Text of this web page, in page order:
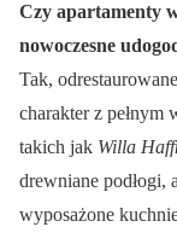
Czy apartamenty
nowoczesne
Tak,
charakter z pełnym
takich jak Willa
drewniane podłogi,
wyposażone